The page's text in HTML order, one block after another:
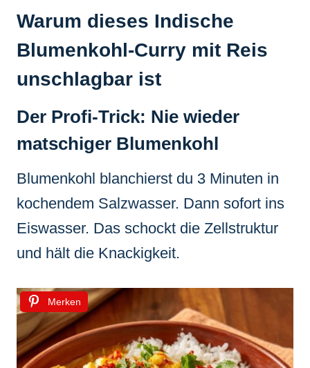
Warum dieses Indische
Blumenkohl-Curry mit Reis
unschlagbar ist
Der Profi-Trick: Nie wieder
matschiger Blumenkohl
Blumenkohl blanchierst du 3 Minuten in
kochendem Salzwasser. Dann sofort ins
Eiswasser. Das schockt die Zellstruktur
und hält die Knackigkeit.
Merken